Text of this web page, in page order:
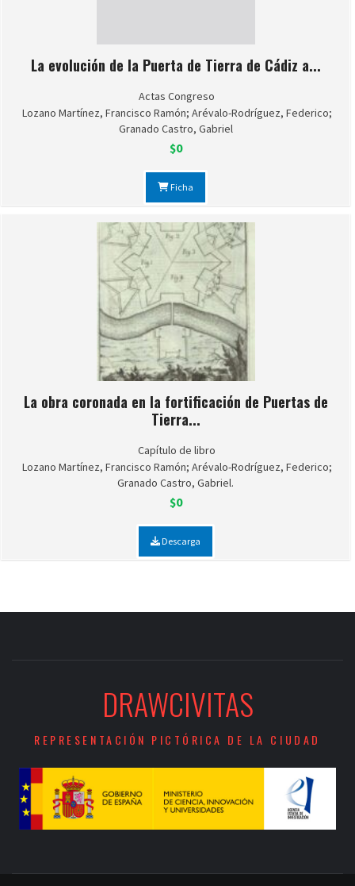
La evolución de la Puerta de Tierra de Cádiz a...
Actas Congreso
Lozano Martínez, Francisco Ramón; Arévalo-Rodríguez, Federico;
Granado Castro, Gabriel
$0
Ficha
La obra coronada en la fortificación de Puertas de
Tierra...
Capítulo de libro
Lozano Martínez, Francisco Ramón; Arévalo-Rodríguez, Federico;
Granado Castro, Gabriel.
$0
Descarga
DRAWCIVITAS
REPRESENTACIÓN PICTÓRICA DE LA CIUDAD